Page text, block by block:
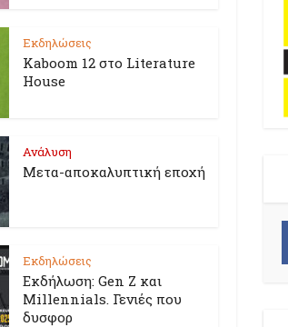
Εκδηλώσεις
Kaboom 12 στο Literature
House
Ανάλυση
Μετα-αποκαλυπτική εποχή
Εκδηλώσεις
Εκδήλωση: Gen Z και
Millennials. Γενιές που
δυσφορ